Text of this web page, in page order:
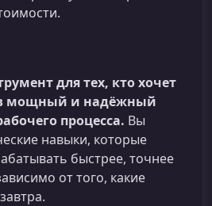
для тех, кто хочет
мощный и надёжный
процесса. Вы
навыки, которые
быстрее, точнее
от того, какие